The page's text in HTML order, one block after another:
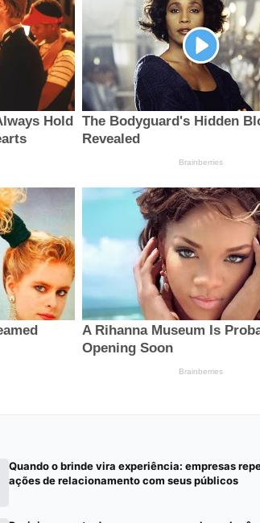
Quando o brinde vira experiência: empresas
ações de relacionamento com seus públicos